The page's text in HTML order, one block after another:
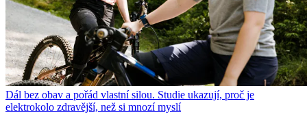
Dál bez obav a pořád vlastní silou. Studie ukazují, proč je
elektrokolo zdravější, než si mnozí myslí